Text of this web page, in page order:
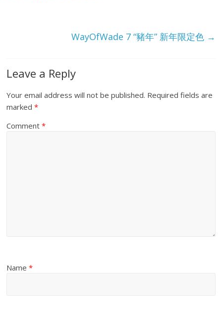
WayOfWade 7 “豬年” 新年限定色 →
Leave a Reply
Your email address will not be published. Required fields are
marked*
Comment*
Name*